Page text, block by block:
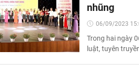
nhũng
06/09/2023
Trong hai ngày
luật, tuyên